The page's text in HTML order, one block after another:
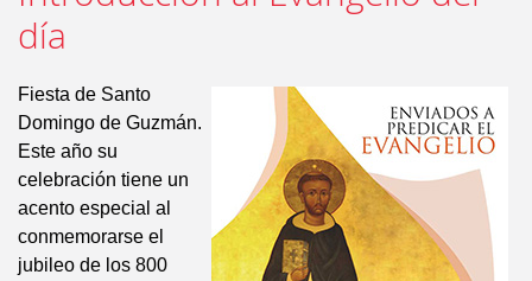
día
Fiesta de Santo
Domingo de Guzmán.
Este año su
celebración tiene un
acento especial al
conmemorarse el
jubileo de los 800